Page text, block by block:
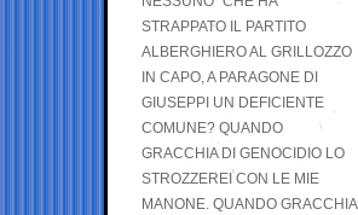
STRAPPATO IL PARTITO
ALBERGHIERO AL GRILLOZZO
IN CAPO, A PARAGONE DI
GIUSEPPI UN DEFICIENTE
COMUNE? QUANDO
GRACCHIA DI GENOCIDIO LO
STROZZEREI CON LE MIE
MANONE. QUANDO GRACCHIA